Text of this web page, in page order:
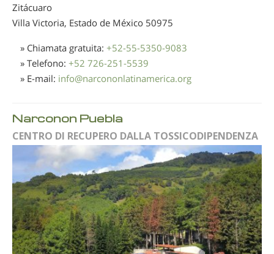
Zitácuaro
Villa Victoria, Estado de México 50975
» Chiamata gratuita: +52-55-5350-9083
» Telefono: +52 726-251-5539
» E-mail: info@narcononlatinamerica.org
Narconon Puebla
CENTRO DI RECUPERO DALLA TOSSICODIPENDENZA